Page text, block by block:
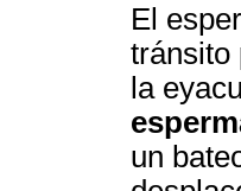
El
tránsito
la
un